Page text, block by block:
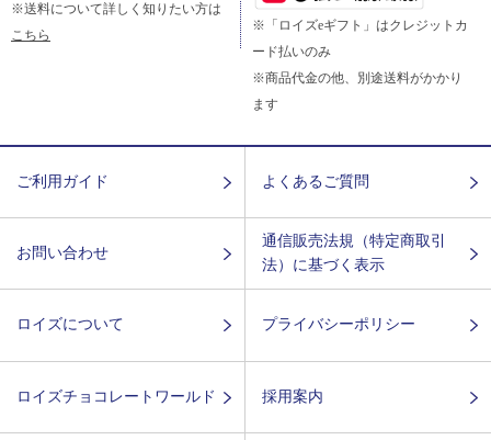
※送料について詳しく知りたい方は
こちら
※「ロイズeギフト」はクレジットカ
ード払いのみ
※商品代金の他、別途送料がかかり
ます
ご利用ガイド よくあるご質問
お問い合わせ
通信販売法規（特定商取引
法）に基づく表示
ロイズについて プライバシーポリシー
ロイズチョコレートワールド 採用案内